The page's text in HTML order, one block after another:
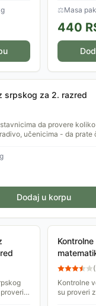
tipova.
skladu sa
planom i...
⚖Masa
440
srpskog za 2. razred
da provere
učenicima - da prate
Dodaj u korpu
(
Kontrolne
su proveri